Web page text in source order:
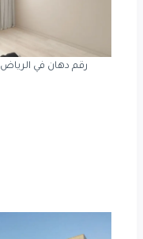
رقم دهان في الرياض